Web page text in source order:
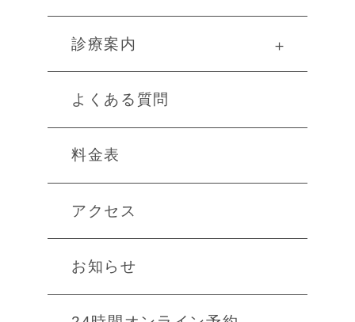
診療案内 ＋
よくある質問
料金表
アクセス
お知らせ